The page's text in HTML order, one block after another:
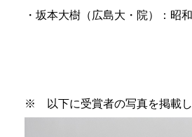
・坂本大樹（広島大・院）：昭
※ 以下に受賞者の写真を掲載し